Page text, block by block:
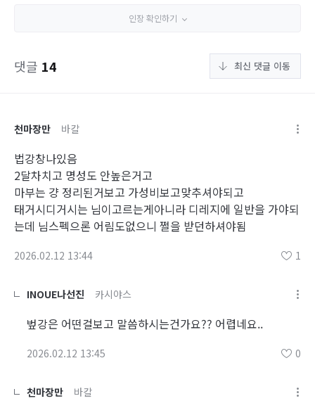
인장 확인하기
댓글 14 최신 댓글 이동
천마장만 바칼
법강창나있음
2달차치고 명성도 안높은거고
마부는 걍 정리된거보고 가성비보고맞추셔야되고
태거시디거시는 님이고르는게아니라 디레지에 일반을 가야되
는데 님스펙으론 어림도없으니 쩔을 받던하셔야됨
2026.02.12 13:44 1
INOUE나선진 카시야스
벞강은 어떤걸보고 말씀하시는건가요?? 어렵네요..
2026.02.12 13:45 0
천마장만 바칼